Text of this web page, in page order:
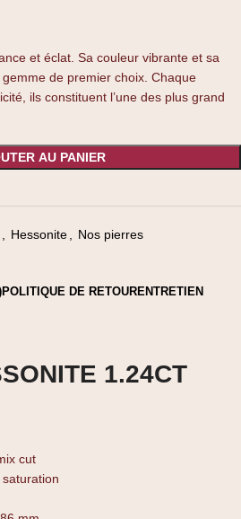
et éclat. Sa couleur vibrante et sa
de premier choix. Chaque
ils constituent l’une des plus grand
AU PANIER
, Hessonite, Nos pierres
POLITIQUE DE RETOURENTRETIEN
1.24CT
cut